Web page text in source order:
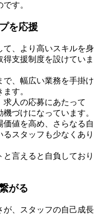
す。
を応援
て、より高いスキルを身
支援制度を設けていま
で、幅広い業務を手掛け
す。
人の応募にあたって
づけになっています。
値を高め、さらなる自
スタッフも少なくあり
言えると自負しており
がる
が、スタッフの自己成長